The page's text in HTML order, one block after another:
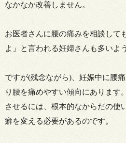
なかなか改善しません。
お医者さんに腰の痛みを相談して
よ」と言われる妊婦さんも多いよ
ですが(残念ながら)、妊娠中に腰
り腰を痛めやすい傾向にあります
させるには、根本的なからだの使
癖を変える必要があるのです。